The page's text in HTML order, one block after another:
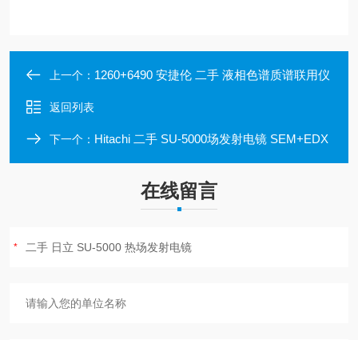
上一个： 1260+6490 安捷伦 二手 液相色谱质谱联用仪
返回列表
下一个： Hitachi 二手 SU-5000场发射电镜 SEM+EDX
在线留言